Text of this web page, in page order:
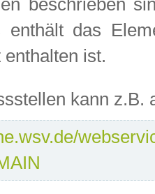
beschrieben
enthält das
ist.
kann